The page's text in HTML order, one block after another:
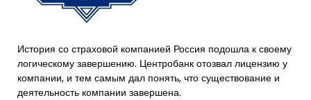
История со страховой компанией Россия подошла к своему
логическому завершению. Центробанк отозвал лицензию у
компании, и тем самым дал понять, что существование и
деятельность компании завершена.